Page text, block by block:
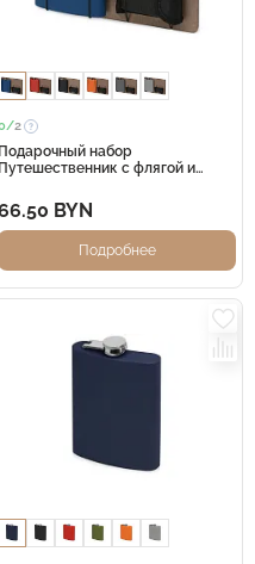
2
Подарочный набор
Путешественник с флягой и
BYN
Подробнее